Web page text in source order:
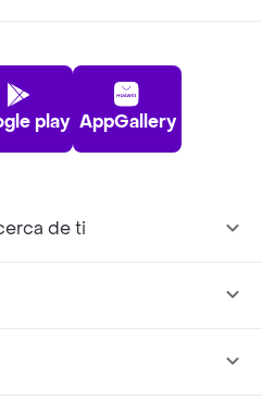
play AppGallery
de ti